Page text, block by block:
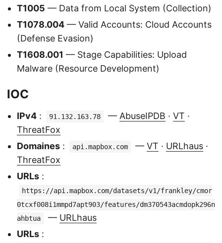
T1005 — Data from Local System (Collection)
T1078.004 — Valid Accounts: Cloud Accounts
(Defense Evasion)
T1608.001 — Stage Capabilities: Upload
Malware (Resource Development)
IOC
IPv4 : 91.132.163.78 — AbuseIPDB · VT ·
ThreatFox
Domaines : api.mapbox.com — VT · URLhaus ·
ThreatFox
URLs :
https://api.mapbox.com/datasets/v1/frankley/cmor
0tcxf008i1mmpd7apt903/features/dm370543acmdopk296n
ahbtua
— URLhaus
URLs :